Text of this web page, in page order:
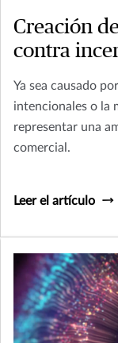
Creación
contra
Ya sea causado
intencionales o la
representar una
comercial.
Leer el artículo